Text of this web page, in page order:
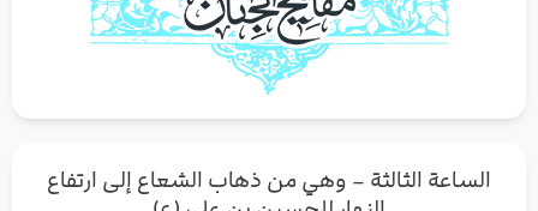
الساعة الثالثة – وهي من ذهاب الشعاع إلى ارتفاع